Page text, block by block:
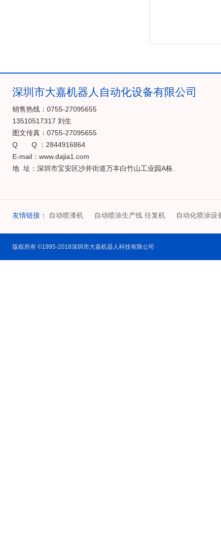
深圳市大嘉机器人自动化设备有限公司
销售热线：0755-27095655
13510517317 刘生
图文传真：0755-27095655
Q Q ：2844916864
E-mail：www.dajia1.com
地 址：深圳市宝安区沙井街道万丰白竹山工业园A栋
友情链接： 自动喷漆机 自动喷涂生产线 往复机 自动化喷涂设
版权所有 ©1995-2018深圳市大嘉机器人科技有限公司